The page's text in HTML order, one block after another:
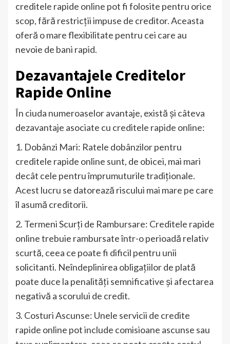
creditele rapide online pot fi folosite pentru orice
scop, fără restricții impuse de creditor. Aceasta
oferă o mare flexibilitate pentru cei care au
nevoie de bani rapid.
Dezavantajele Creditelor
Rapide Online
În ciuda numeroaselor avantaje, există și câteva
dezavantaje asociate cu creditele rapide online:
1. Dobânzi Mari: Ratele dobânzilor pentru
creditele rapide online sunt, de obicei, mai mari
decât cele pentru împrumuturile tradiționale.
Acest lucru se datorează riscului mai mare pe care
îl asumă creditorii.
2. Termeni Scurți de Rambursare: Creditele rapide
online trebuie rambursate într-o perioadă relativ
scurtă, ceea ce poate fi dificil pentru unii
solicitanti. Neîndeplinirea obligațiilor de plată
poate duce la penalități semnificative și afectarea
negativă a scorului de credit.
3. Costuri Ascunse: Unele servicii de credite
rapide online pot include comisioane ascunse sau